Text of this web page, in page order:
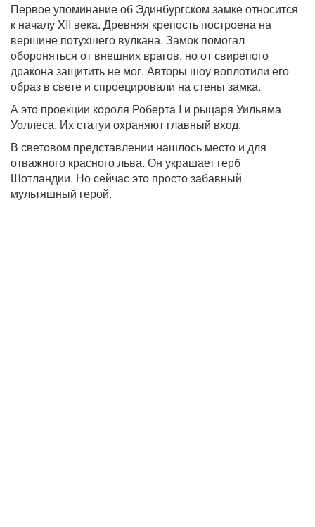
Первое упоминание об Эдинбургском замке относится
к началу XII века. Древняя крепость построена на
вершине потухшего вулкана. Замок помогал
обороняться от внешних врагов, но от свирепого
дракона защитить не мог. Авторы шоу воплотили его
образ в свете и спроецировали на стены замка.
А это проекции короля Роберта I и рыцаря Уильяма
Уоллеса. Их статуи охраняют главный вход.
В световом представлении нашлось место и для
отважного красного льва. Он украшает герб
Шотландии. Но сейчас это просто забавный
мультяшный герой.